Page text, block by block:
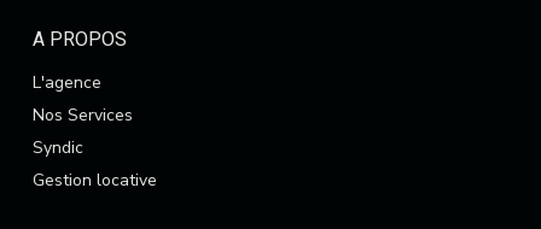
A PROPOS
L'agence
Nos Services
Syndic
Gestion locative